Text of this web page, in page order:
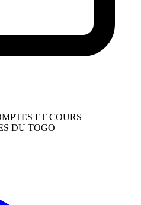
ET COURS
DU TOGO —